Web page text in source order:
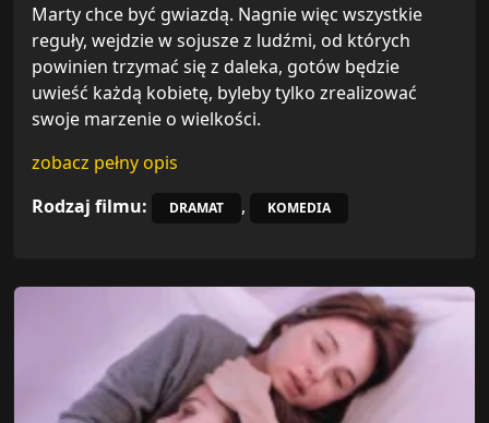
Marty chce być gwiazdą. Nagnie więc wszystkie
reguły, wejdzie w sojusze z ludźmi, od których
powinien trzymać się z daleka, gotów będzie
uwieść każdą kobietę, byleby tylko zrealizować
swoje marzenie o wielkości.
zobacz pełny opis
Rodzaj filmu:
DRAMAT , KOMEDIA